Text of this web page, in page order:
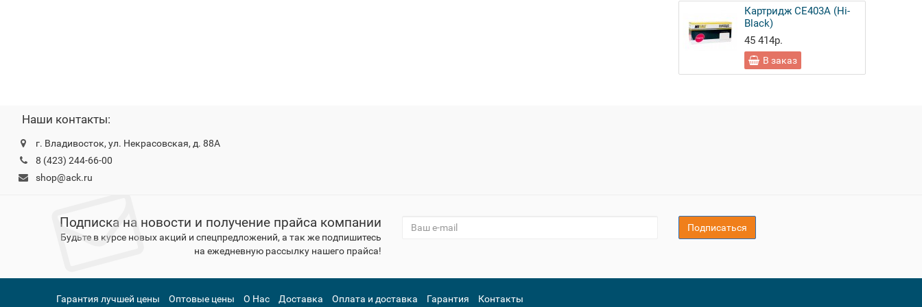
Картридж CE403A (Hi-
Black)
45 414р.
В заказ
Наши контакты:
г. Владивосток, ул. Некрасовская, д. 88А
8 (423) 244-66-00
shop@ack.ru
Подписка на новости и получение прайса компании
Будьте в курсе новых акций и спецпредложений, а так же подпишитесь
на ежедневную рассылку нашего прайса!
Подписаться
Гарантия лучшей цены Оптовые цены О Нас Доставка Оплата и доставка Гарантия Контакты